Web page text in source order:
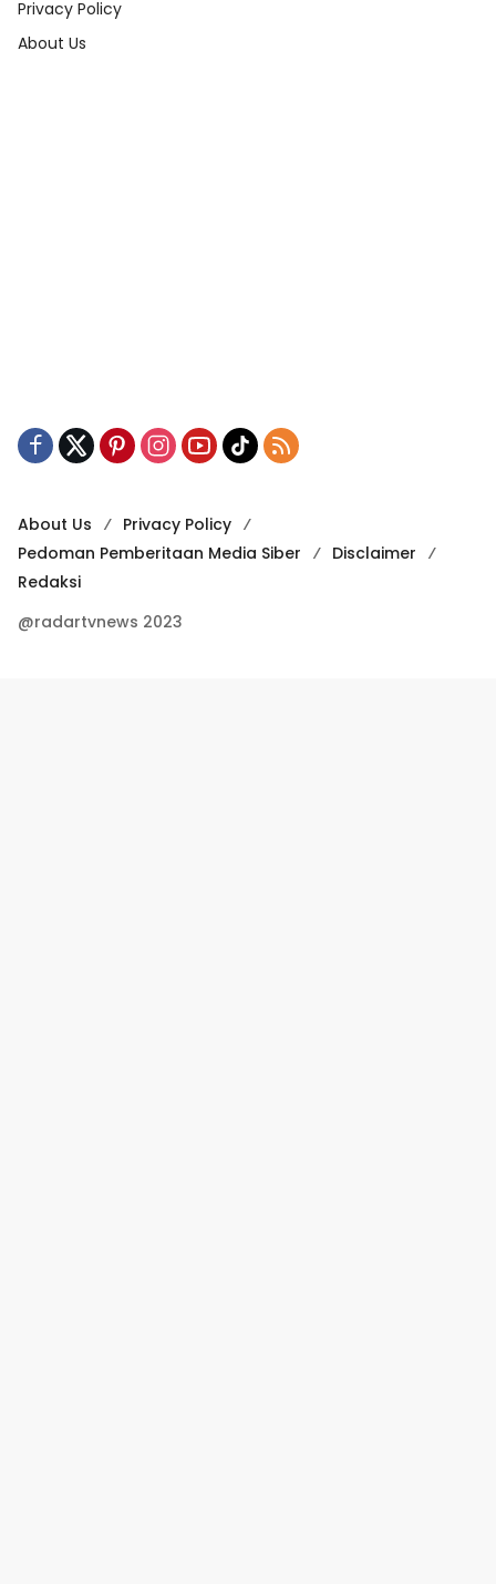
Privacy Policy
About Us
About Us
Privacy Policy
Pedoman Pemberitaan Media Siber
Disclaimer
Redaksi
@radartvnews 2023